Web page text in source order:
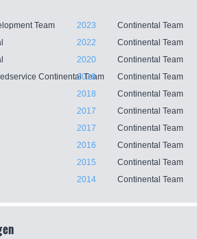
Team 2023
Continental Team
2022
Continental Team
2020
Continental Team
Continental Team
2019
Continental Team
2018
Continental Team
2017
Continental Team
2017
Continental Team
2016
Continental Team
2015
Continental Team
2014 Continental Team